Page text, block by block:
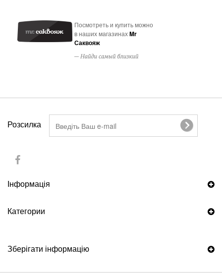
Посмотреть и купить можно
в наших магазинахMr
Саквояж
Розсилка
Інформація
Категории
Зберігати інформацію